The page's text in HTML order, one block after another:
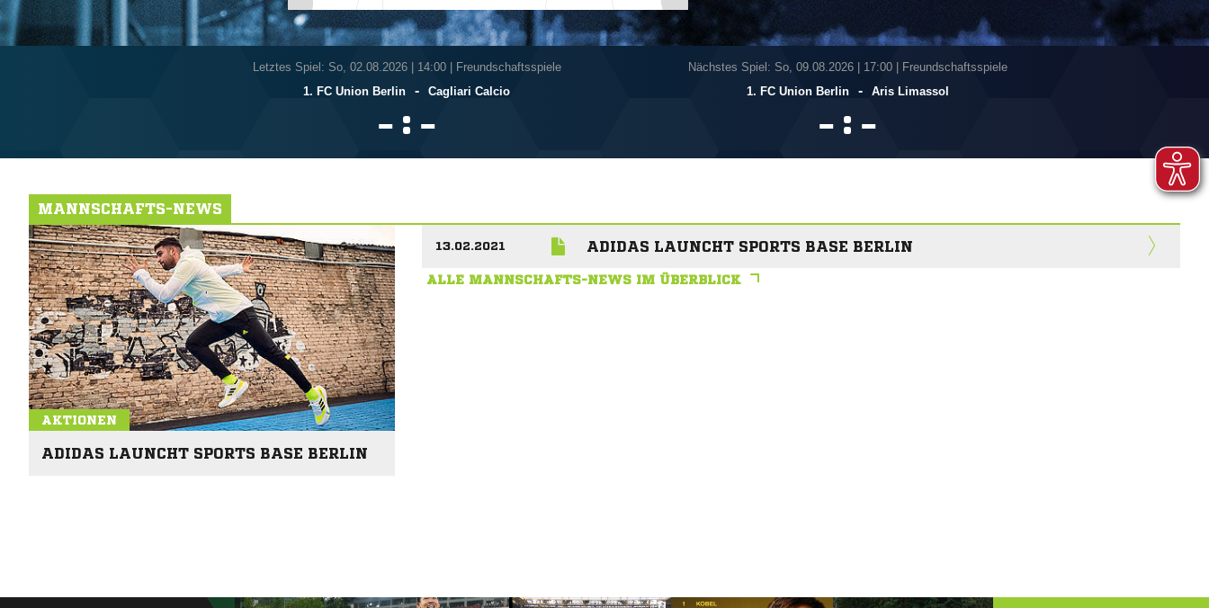
Letztes Spiel: So, 02.08.2026| 14:00 | Freundschaftsspiele
1. FC Union Berlin
- Cagliari Calcio
 : 
Nächstes Spiel: So, 09.08.2026| 17:00 | Freundschaftsspiele
1. FC Union Berlin
- Aris Limassol
 : 
MANNSCHAFTS-NEWS
AKTIONEN
ADIDAS LAUNCHT SPORTS BASE BERLIN
13.02.2021 ADIDAS LAUNCHT SPORTS BASE BERLIN
ALLE MANNSCHAFTS-NEWS IM ÜBERBLICK